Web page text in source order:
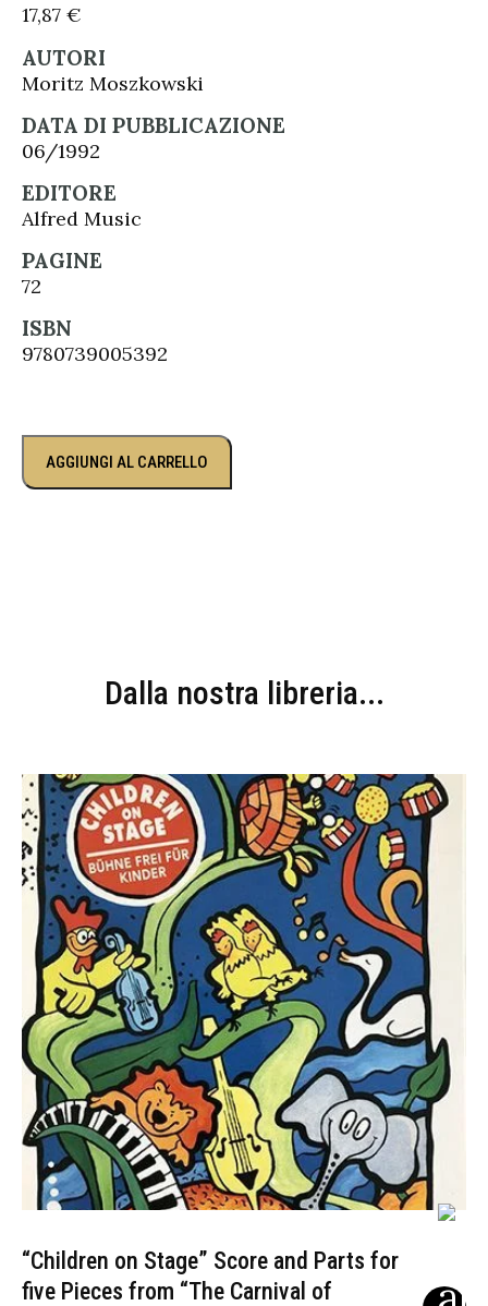
17,87 €
AUTORI
Moritz Moszkowski
DATA DI PUBBLICAZIONE
06/1992
EDITORE
Alfred Music
PAGINE
72
ISBN
9780739005392
AGGIUNGI AL CARRELLO
Dalla nostra libreria...
“Children on Stage” Score and Parts for
five Pieces from “The Carnival of